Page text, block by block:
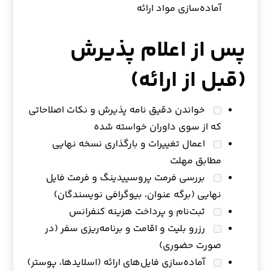
آماده‌سازی مواد ارائه
پس از اعلام پذیرش
(قبل از ارائه)
خواندن دقیق نامه پذیرش و نکات اصلاحاتی
که از سوی داوران خواسته شده
اعمال تغییرات و بارگذاری نسخه نهایی
مطابق مهلت
بررسی فرمت پروسییدینگ و فرمت فایل
نهایی (برگه عنوان، بیوگرافی نویسندگان)
ثبت‌نام و پرداخت هزینه کنفرانس
رزرو بلیت و اقامت و برنامه‌ریزی سفر (در
صورت حضوری)
آماده‌سازی فایل‌های ارائه (اسلایدها، پوستر)